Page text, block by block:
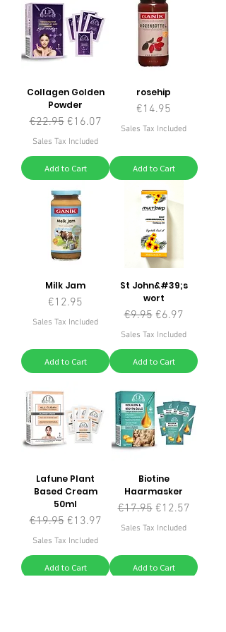
Collagen Golden
Powder
Regular Price
€22.95 Sale Price
€16.07
Sales Tax Included
Add to Cart
rosehip
Price
€14.95
Sales Tax Included
Add to Cart
Milk Jam
Price
€12.95
Sales Tax Included
Add to Cart
St John&#39;s
wort
Regular Price
€9.95 Sale Price
€6.97
Sales Tax Included
Add to Cart
Lafune Plant
Based Cream
50ml
Regular Price
€19.95 Sale Price
€13.97
Sales Tax Included
Add to Cart
Biotine
Haarmasker
Regular Price
€17.95 Sale Price
€12.57
Sales Tax Included
Add to Cart